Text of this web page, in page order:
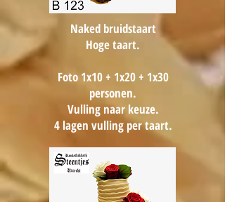
Naked bruidstaart
Hoge taart.
Foto 1x10 + 1x20 + 1x30
personen.
Vulling naar keuze.
4 lagen vulling per taart.